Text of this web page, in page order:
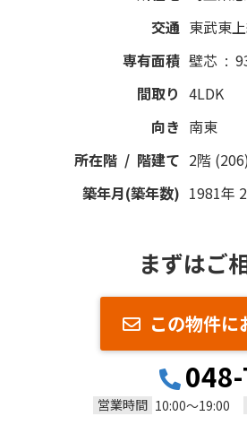
交通 東武東
専有面積 壁芯 :
間取り 4LDK
向き 南東
所在階 / 階建て 2階
築年月(築年数) 1981年
まずはご
この物件に
営業時間 10:00～19:00